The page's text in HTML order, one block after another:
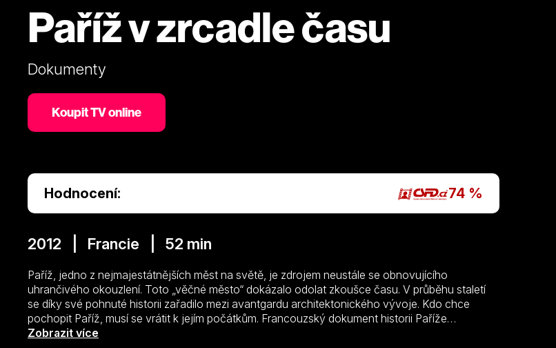
Paříž v zrcadle času
Dokumenty
Koupit TV online
Hodnocení: 74 %
2012 | Francie | 52 min
Paříž, jedno z nejmajestátnějších měst na světě, je zdrojem neustále se obnovujícího
uhrančivého okouzlení. Toto „věčné město“ dokázalo odolat zkoušce času. V průběhu staletí
se díky své pohnuté historii zařadilo mezi avantgardu architektonického vývoje. Kdo chce
pochopit Paříž, musí se vrátit k jejím počátkům. Francouzský dokument historii Paříže
prozkoumá. Dnes je francouzská metropole na křižovatce cest a hledá nová území. Tato
Zobrazit více